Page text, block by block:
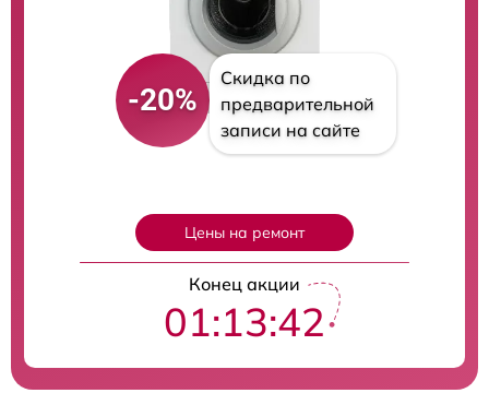
-20%
Скидка по
предварительной
записи на сайте
Цены на ремонт
Конец акции
01:13:41